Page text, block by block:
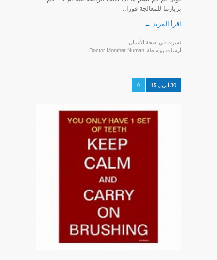
بزيارتنا للمعالجة فورا..
اقرأ المزيد ←
نشرت في صحة الأسنان
أرسلت بواسطة Doctor Monther Numan
30 أبريل 15 0